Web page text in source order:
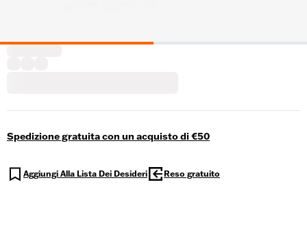
Spedizione gratuita con un acquisto di €50
Aggiungi Alla Lista Dei Desideri Reso gratuito